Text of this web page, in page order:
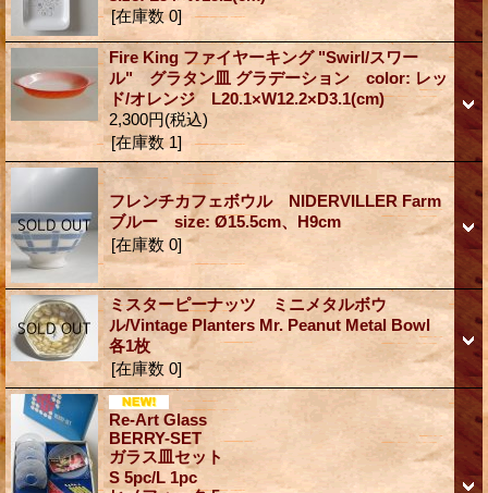
[在庫数 0]
Fire King ファイヤーキング "Swirl/スワー
ル" グラタン皿 グラデーション color: レッ
ド/オレンジ L20.1×W12.2×D3.1(cm)
2,300円(税込)
[在庫数 1]
フレンチカフェボウル NIDERVILLER Farm
ブルー size: Ø15.5cm、H9cm
[在庫数 0]
ミスターピーナッツ ミニメタルボウ
ル/Vintage Planters Mr. Peanut Metal Bowl
各1枚
[在庫数 0]
Re-Art Glass
BERRY-SET
ガラス皿セット
S 5pc/L 1pc